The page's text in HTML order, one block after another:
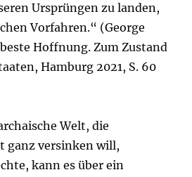
Ursprüngen zu landen,
Vorfahren.“ (George
Hoffnung. Zum Zustand
Hamburg 2021, S. 60
Welt, die
ganz versinken will,
kann es über ein